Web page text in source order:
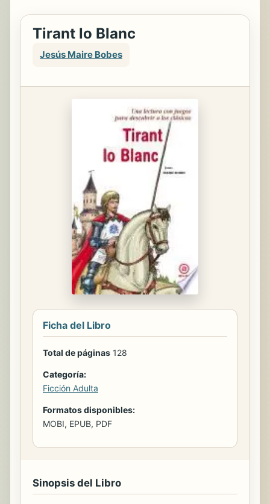
Tirant lo Blanc
Jesús Maire Bobes
Ficha del Libro
Total de páginas 128
Categoría:
Ficción Adulta
Formatos disponibles:
MOBI, EPUB, PDF
Sinopsis del Libro